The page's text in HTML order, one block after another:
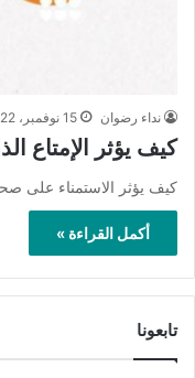
نداء رضوان 15 نوفمبر، 2022
كيف يؤثر الإمتاع
كيف يؤثر الاستمناء على
أكمل القراءة »
تابعونا